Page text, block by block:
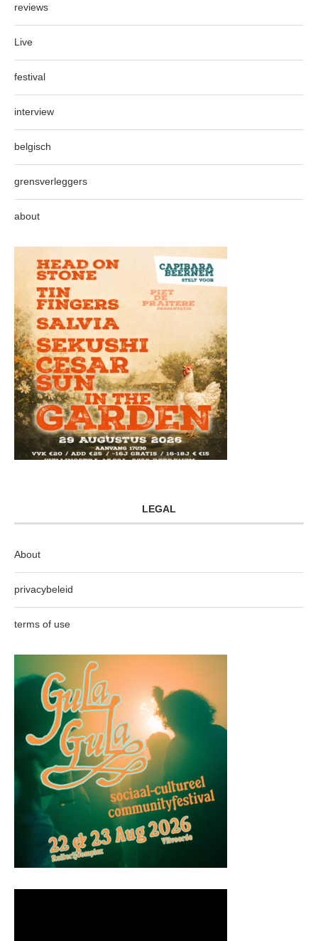
reviews
Live
festival
interview
belgisch
grensverleggers
about
LEGAL
About
privacybeleid
terms of use